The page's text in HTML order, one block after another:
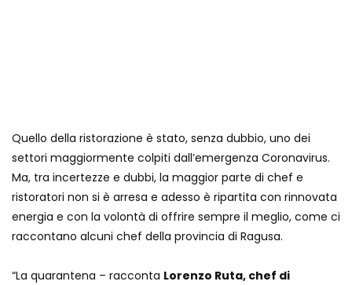
Quello della ristorazione è stato, senza dubbio, uno dei
settori maggiormente colpiti dall’emergenza Coronavirus.
Ma, tra incertezze e dubbi, la maggior parte di chef e
ristoratori non si è arresa e adesso è ripartita con rinnovata
energia e con la volontà di offrire sempre il meglio, come ci
raccontano alcuni chef della provincia di Ragusa.
“La quarantena – racconta Lorenzo Ruta, chef di